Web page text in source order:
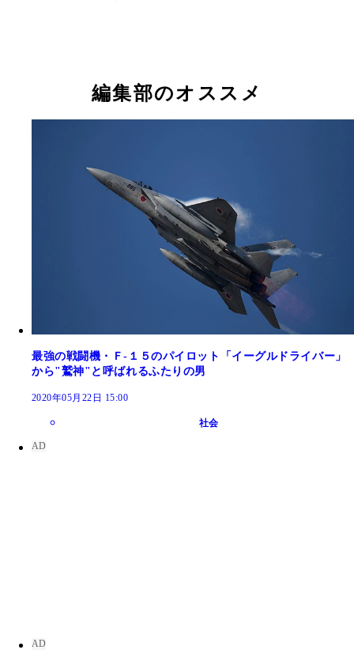
編集部のオススメ
最強の戦闘機・Ｆ‐１５のパイロット「イーグルドライバー」
から"鷲神"と呼ばれるふたりの男
2020年05月22日 15:00
社会